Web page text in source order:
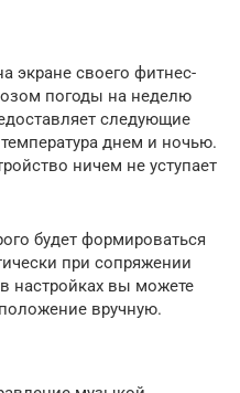
экране своего фитнес-
погоды на неделю
следующие
днем и ночью.
ничем не уступает
будет формироваться
при сопряжении
настройках вы можете
вручную.